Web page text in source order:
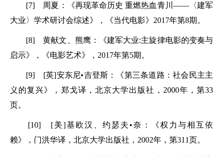
[7] 周夏：《再现革命历史 重燃热血青川——〈建军
大业〉学术研讨会综述》，《当代电影》2017年第8期。
[8] 黄献文、熊鹰：《建军大业:主旋律电影的变奏与
启示》，《电影艺术》，2017年第5期。
[9] [英]安东尼•吉登斯：《第三条道路：社会民主主
义的复兴》，郑戈译，北京大学出版社，2000年，第33
页。
[10] [美]基欧汉、约瑟夫•奈：《权力与相互依
赖》，门洪华译，北京大学出版社，2002年，第311页。